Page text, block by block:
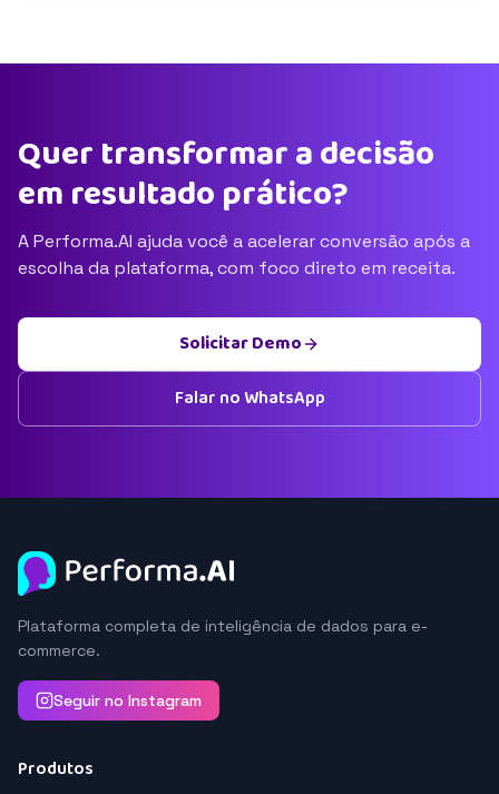
Quer transformar a decisão
em resultado prático?
A Performa.AI ajuda você a acelerar conversão após a
escolha da plataforma, com foco direto em receita.
Solicitar Demo
Falar no WhatsApp
Plataforma completa de inteligência de dados para e-
commerce.
Seguir no Instagram
Produtos